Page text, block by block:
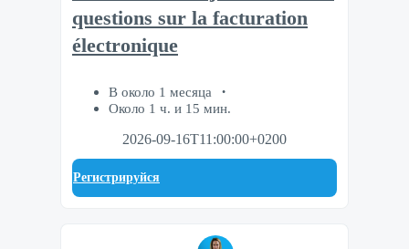
questions sur la facturation
électronique
В около 1 месяца
Около 1 ч. и 15 мин.
2026-09-16T11:00:00+0200
Регистрируйся